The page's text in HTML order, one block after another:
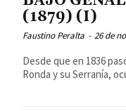
(1879) (I)
Faustino Peralta - 26 de
Desde que en 1836
Ronda y su Serranía,